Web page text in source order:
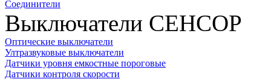
Соединители
Выключатели СЕНСОР
Оптические выключатели
Ултразвуковые выключатели
Датчики уровня емкостные пороговые
Датчики контроля скорости